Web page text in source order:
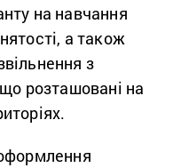
на навчання
а також
з
розташовані на